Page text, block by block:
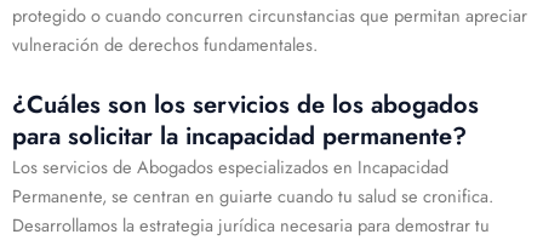
protegido o cuando concurren circunstancias que permitan apreciar
vulneración de derechos fundamentales.
¿Cuáles son los servicios de los abogados
para solicitar la incapacidad permanente?
Los servicios de Abogados especializados en Incapacidad
Permanente, se centran en guiarte cuando tu salud se cronifica.
Desarrollamos la estrategia jurídica necesaria para demostrar tu